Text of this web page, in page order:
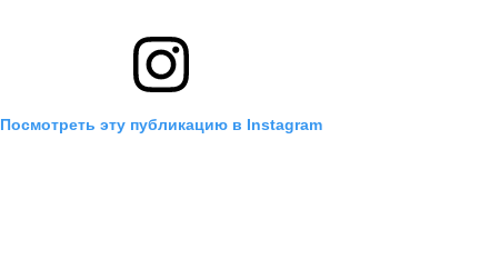
Посмотреть эту публикацию в Instagram